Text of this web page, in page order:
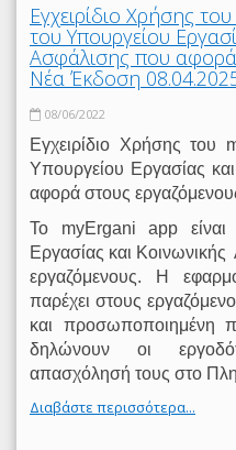
Εγχειρίδιο Χρήσης
του Υπουργείου
Ασφάλισης που
Νέα Έκδοση
08/06/2022
Εγχειρίδιο Χρήσης
Υπουργείου Εργασίας
αφορά στους
Το myΕrgani app είναι
Εργασίας και Κοινωνικής
εργαζόμενους. Η
παρέχει στους
και προσωποποιημένη
δηλώνουν οι
απασχόλησή τους στο
Διαβάστε περισσότερα...